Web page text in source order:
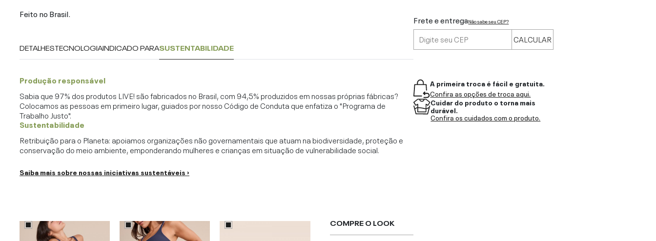
Feito no Brasil.
DETALHESTECNOLOGIAINDICADO PARASUSTENTABILIDADE
Produção responsável
Sabia que 97% dos produtos LIVE! são fabricados no Brasil, com 94,5% produzidos em nossas próprias fábricas?
Colocamos as pessoas em primeiro lugar, guiados por nosso Código de Conduta que enfatiza o "Programa de
Trabalho Justo".
Sustentabilidade
Retribuição para o Planeta: apoiamos organizações não governamentais que atuam na biodiversidade, proteção e
conservação do meio ambiente, emponderando mulheres e crianças em situação de vulnerabilidade social.
Saiba mais sobre nossas iniciativas sustentáveis ›
COMPRE O LOOK
Frete e entregaNão sabe seu CEP?
CALCULAR
A primeira troca é fácil e gratuita.
Confira as opções de troca aqui.
Cuidar do produto o torna mais
durável.
Confira os cuidados com o produto.